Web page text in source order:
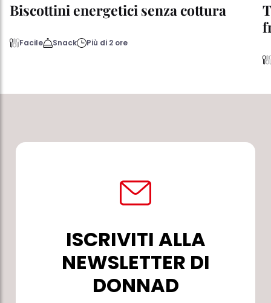
Biscottini energetici senza cottura
Facile Snack Più di 2 ore
ISCRIVITI ALLA
NEWSLETTER DI
DONNAD